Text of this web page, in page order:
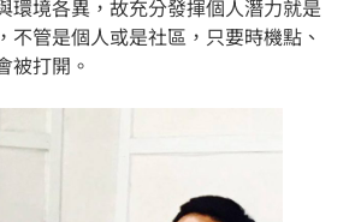
環境各異，故充分發揮個人潛力就是
不管是個人或是社區，只要時機點、
被打開。